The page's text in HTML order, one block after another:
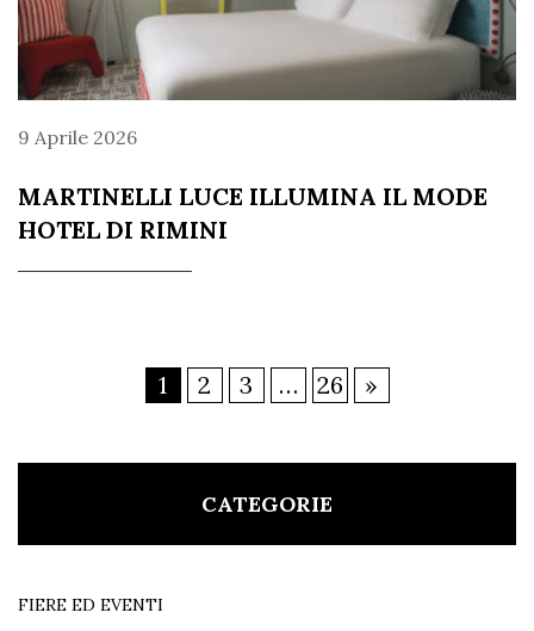
9 Aprile 2026
MARTINELLI LUCE ILLUMINA IL MODE
HOTEL DI RIMINI
1 2 3 … 26 »
CATEGORIE
FIERE ED EVENTI